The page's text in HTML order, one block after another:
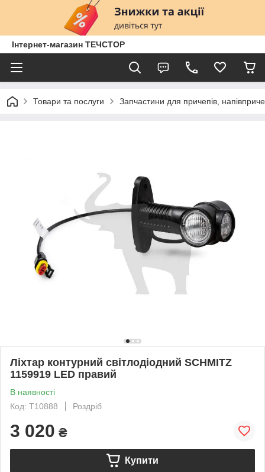
Інтернет-магазин ТЕЧСТОР
Товари та послуги Запчастини для причепів,
Ліхтар контурний світлодіодний SCHMITZ
1159919 LED правий
В наявності
Код: T10888
Роздріб
3 020 ₴
Купити